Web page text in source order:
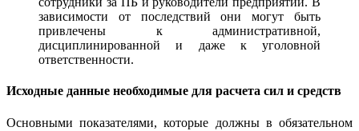
зависимости от последствий они могут быть
привлечены к административной,
дисциплинированной и даже к уголовной
ответственности.
Исходные данные необходимые для расчета сил и средств
Основными показателями, которые должны в обязательном